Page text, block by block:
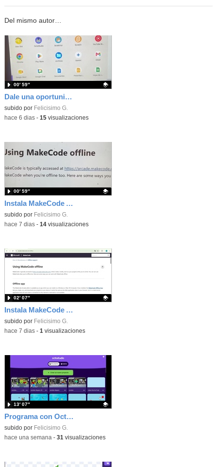
Del mismo autor…
Dale una oportunidad a los Chromebooks y utiliza un proyector para realizar talleres si no tienes pantallas táctiles
Contenido educativo.
subido por Felicisimo G.
00′ 59″
-hace 6 dias- 15visualizaciones
Instala MakeCode Arcade para trabajar offline en tu tablet, ordenador, Chromebook
Contenido educativo.
subido por Felicisimo G.
00′ 59″
-hace 7 dias- 14visualizaciones
Instala MakeCode Arcade offline para programar grandes juegos sin necesidad de Internet
Contenido educativo.
subido por Felicisimo G.
02′ 07″
-hace 7 dias- 1 visualizaciones
Programa con OctoStudio, un juego de disparos contra Zombies con un cargador basado en el House of the dead
Contenido educativo.
subido por Felicisimo G.
13′ 07″
-hace una semana - 31 visualizaciones